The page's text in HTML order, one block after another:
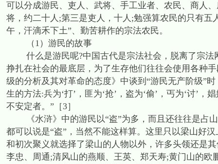
可以分成游民、吏人、武将、手工业者、农民、商人
将，约二十人;第三是吏人，十人;勉强算农民的只有
午，汗滴禾下土”、勤苦耕作的宗法农民。
（1）游民的故事
什么是游民呢?中国古代是宗法社会，脱离了宗法
挣扎在社会的最底层，为了生存他们往往会使用各种
级的分析及其对革命的态度》中谈到“游民无产阶级”
生的方法:兵为‘打’，匪为‘抢’，盗为‘偷’，丐为‘讨’
不安定者。”［3］
《水浒》中的游民以“盗”为多，而且还往往是占山
都可以说是“盗”，当然不能这样算。这里只以梁山好
和初次聚义就选择了梁山的人物以外，许多头领还是
李忠、周通;清风山的燕顺、王英、郑天寿;黄门山的